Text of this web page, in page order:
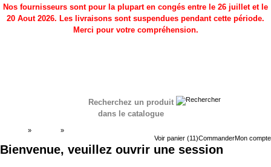
Nos fournisseurs sont pour la plupart en congés entre le 26 juillet et le
20 Aout 2026. Les livraisons sont suspendues pendant cette période.
Merci pour votre compréhension.
Recherchez un produit
dans le catalogue
Voir panier (11)CommanderMon compte
» »
Bienvenue, veuillez ouvrir une session